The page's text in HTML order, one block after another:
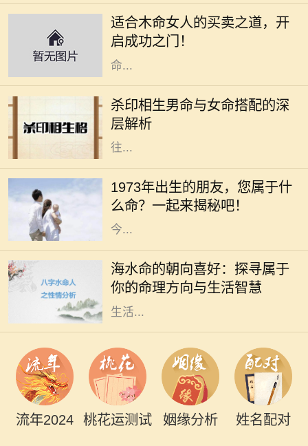
适合木命女人的买卖之道，开
启成功之门！
力，她们通常具有强烈的好奇心和创
造精神，适合从事与艺术、教育、咨
询等相关的行业。本文将深入探讨木
命...
杀印相生男命与女命搭配的深
层解析
在命理学中，男女命的搭配一直是一
个重要的话题，尤其是杀印相生的男
命。这种命格的特点是：杀星有力，
印绶相生，意味着这个男性的个性往
往...
1973年出生的朋友，您属于什
么命？一起来揭秘吧！
在中华文化中，每个人的命运都与其
出生的年份、五行和生肖密切相关。
1973年，这个年份不仅是新历史的起
点，更是成千上万生命的诞生之年。
今...
海水命的朝向喜好：探寻属于
你的命理方向与生活智慧
在命理学中，海水命是一种受人喜爱
的命格。它代表着依赖变化与流动的
特性，仿佛大海一般，能够包容万
象，适应环境。而海水命的人在选择
生活...
流年2024 桃花运测试 姻缘分析 姓名配对